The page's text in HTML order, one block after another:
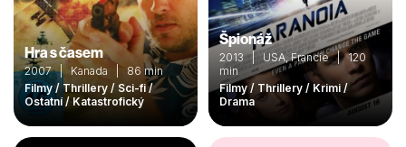
Hra s časem
2007 | Kanada | 86 min
Filmy / Thrillery / Sci-fi /
Ostatní / Katastrofický
Špionáž
2013 | USA, Francie | 120
min
Filmy / Thrillery / Krimi /
Drama